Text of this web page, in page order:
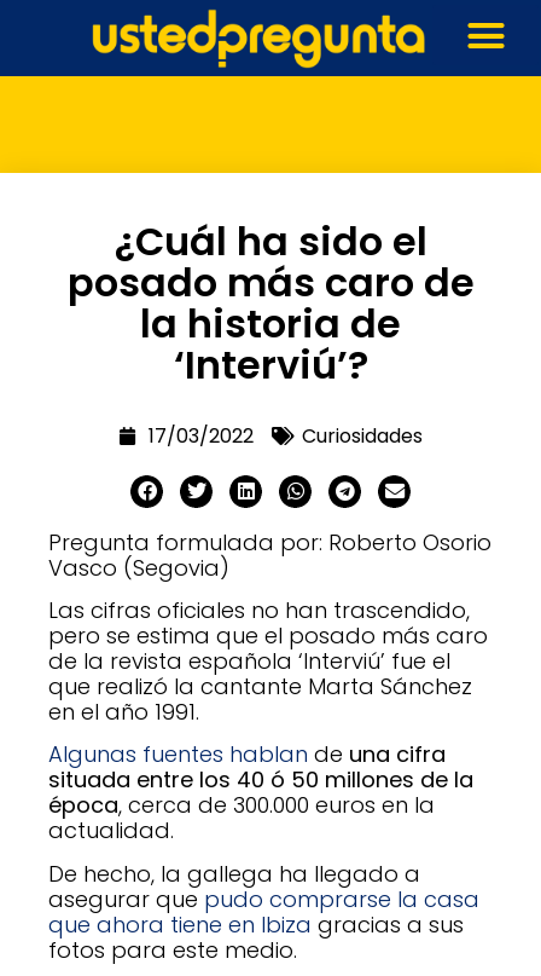
¿Cuál ha sido el
posado más caro de
la historia de
‘Interviú’?
17/03/2022 Curiosidades
Pregunta formulada por: Roberto Osorio
Vasco (Segovia)
Las cifras oficiales no han trascendido,
pero se estima que el posado más caro
de la revista española ‘Interviú’ fue el
que realizó la cantante Marta Sánchez
en el año 1991.
Algunas fuentes hablan de una cifra
situada entre los 40 ó 50 millones de la
época, cerca de 300.000 euros en la
actualidad.
De hecho, la gallega ha llegado a
asegurar que pudo comprarse la casa
que ahora tiene en Ibiza gracias a sus
fotos para este medio.